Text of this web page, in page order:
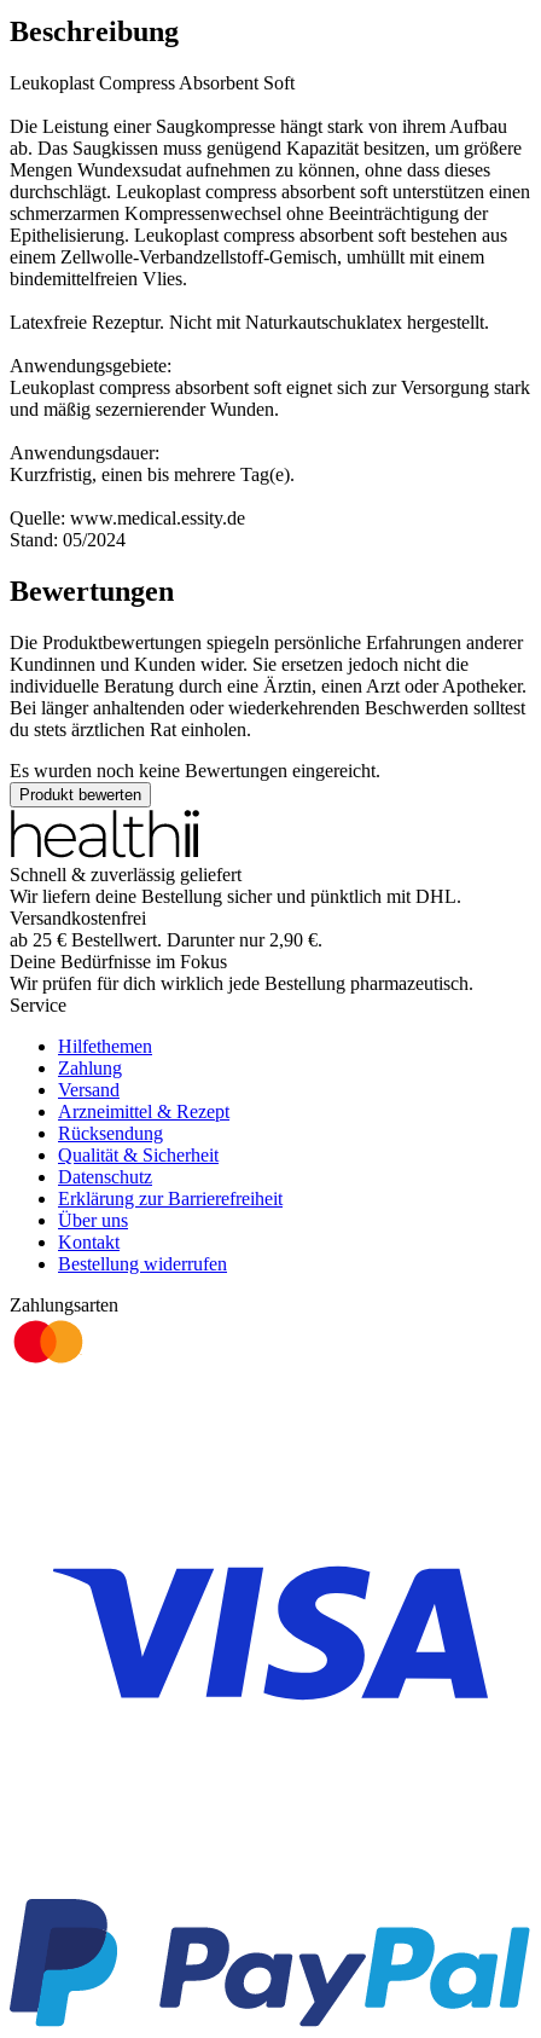
Beschreibung
Leukoplast Compress Absorbent Soft
Die Leistung einer Saugkompresse hängt stark von ihrem Aufbau
ab. Das Saugkissen muss genügend Kapazität besitzen, um größere
Mengen Wundexsudat aufnehmen zu können, ohne dass dieses
durchschlägt. Leukoplast compress absorbent soft unterstützen einen
schmerzarmen Kompressenwechsel ohne Beeinträchtigung der
Epithelisierung. Leukoplast compress absorbent soft bestehen aus
einem Zellwolle-Verbandzellstoff-Gemisch, umhüllt mit einem
bindemittelfreien Vlies.
Latexfreie Rezeptur. Nicht mit Naturkautschuklatex hergestellt.
Anwendungsgebiete:
Leukoplast compress absorbent soft eignet sich zur Versorgung stark
und mäßig sezernierender Wunden.
Anwendungsdauer:
Kurzfristig, einen bis mehrere Tag(e).
Quelle: www.medical.essity.de
Stand: 05/2024
Bewertungen
Die Produktbewertungen spiegeln persönliche Erfahrungen anderer
Kundinnen und Kunden wider. Sie ersetzen jedoch nicht die
individuelle Beratung durch eine Ärztin, einen Arzt oder Apotheker.
Bei länger anhaltenden oder wiederkehrenden Beschwerden solltest
du stets ärztlichen Rat einholen.
Es wurden noch keine Bewertungen eingereicht.
Produkt bewerten
Schnell & zuverlässig geliefert
Wir liefern deine Bestellung sicher und pünktlich mit DHL.
Versandkostenfrei
ab 25 € Bestellwert. Darunter nur 2,90 €.
Deine Bedürfnisse im Fokus
Wir prüfen für dich wirklich jede Bestellung pharmazeutisch.
Service
Hilfethemen
Zahlung
Versand
Arzneimittel & Rezept
Rücksendung
Qualität & Sicherheit
Datenschutz
Erklärung zur Barrierefreiheit
Über uns
Kontakt
Bestellung widerrufen
Zahlungsarten